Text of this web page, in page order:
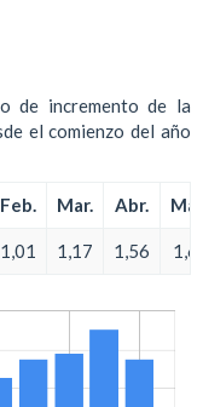
de incremento de la
el comienzo del año
Feb. Mar. Abr.
1,01 1,17 1,56